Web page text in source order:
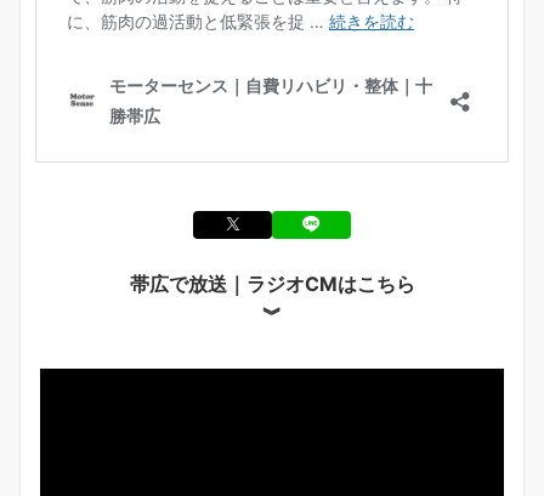
帯広で放送｜ラジオCMはこちら
︾